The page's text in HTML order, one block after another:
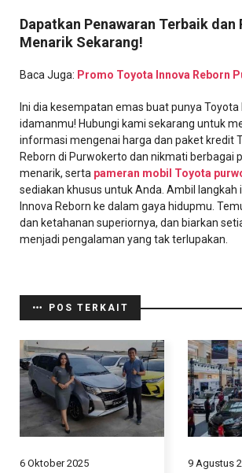
Dapatkan Penawaran Terbaik dan
Menarik Sekarang!
Baca Juga: Promo Toyota Innova Reborn
Ini dia kesempatan emas buat punya Toyota
idamanmu! Hubungi kami sekarang untuk
informasi mengenai harga dan paket kredit
Reborn di Purwokerto dan nikmati berbagai
menarik, serta pameran mobil Toyota
sediakan khusus untuk Anda. Ambil langkah
Innova Reborn ke dalam gaya hidupmu.
dan ketahanan superiornya, dan biarkan
menjadi pengalaman yang tak terlupakan.
POS TERKAIT
6 Oktober 2025 9 Agustus